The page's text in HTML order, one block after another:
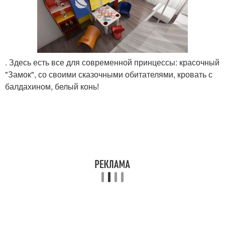
. Здесь есть все для современной принцессы: красочный
"Замок", со своими сказочными обитателями, кровать с
балдахином, белый конь!